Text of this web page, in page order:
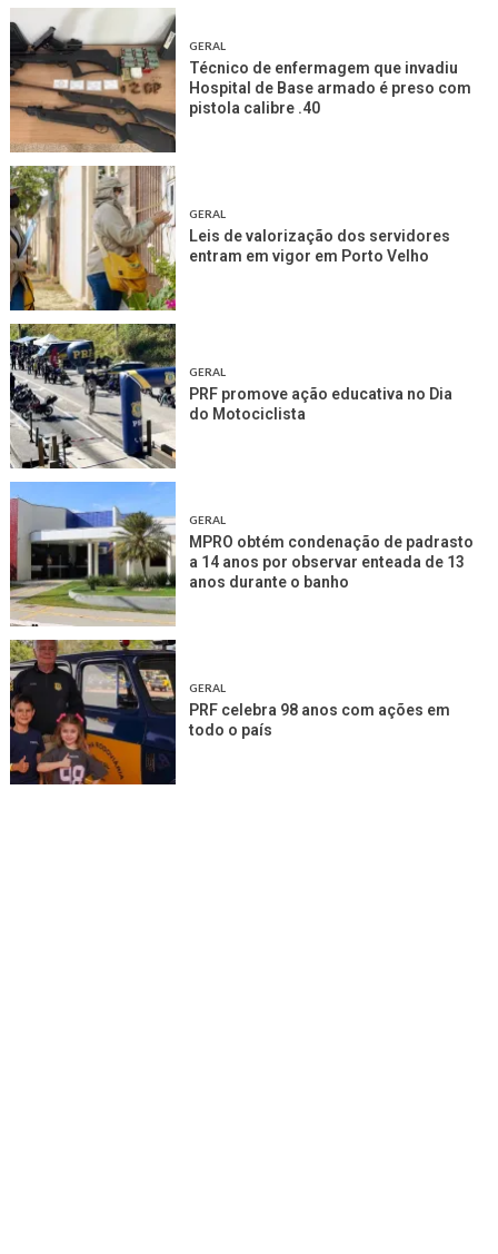
GERAL
Técnico de enfermagem que invadiu
Hospital de Base armado é preso com
pistola calibre .40
GERAL
Leis de valorização dos servidores
entram em vigor em Porto Velho
GERAL
PRF promove ação educativa no Dia
do Motociclista
GERAL
MPRO obtém condenação de padrasto
a 14 anos por observar enteada de 13
anos durante o banho
GERAL
PRF celebra 98 anos com ações em
todo o país